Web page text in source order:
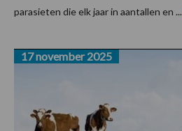
parasieten die elk jaar in aantallen en ...
17 november 2025